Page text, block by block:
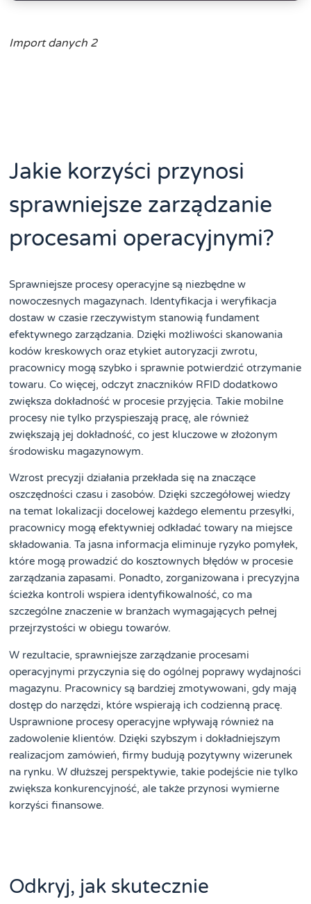
Import danych 2
Jakie korzyści przynosi
sprawniejsze zarządzanie
procesami operacyjnymi?
Sprawniejsze procesy operacyjne są niezbędne w
nowoczesnych magazynach. Identyfikacja i weryfikacja
dostaw w czasie rzeczywistym stanowią fundament
efektywnego zarządzania. Dzięki możliwości skanowania
kodów kreskowych oraz etykiet autoryzacji zwrotu,
pracownicy mogą szybko i sprawnie potwierdzić otrzymanie
towaru. Co więcej, odczyt znaczników RFID dodatkowo
zwiększa dokładność w procesie przyjęcia. Takie mobilne
procesy nie tylko przyspieszają pracę, ale również
zwiększają jej dokładność, co jest kluczowe w złożonym
środowisku magazynowym.
Wzrost precyzji działania przekłada się na znaczące
oszczędności czasu i zasobów. Dzięki szczegółowej wiedzy
na temat lokalizacji docelowej każdego elementu przesyłki,
pracownicy mogą efektywniej odkładać towary na miejsce
składowania. Ta jasna informacja eliminuje ryzyko pomyłek,
które mogą prowadzić do kosztownych błędów w procesie
zarządzania zapasami. Ponadto, zorganizowana i precyzyjna
ścieżka kontroli wspiera identyfikowalność, co ma
szczególne znaczenie w branżach wymagających pełnej
przejrzystości w obiegu towarów.
W rezultacie, sprawniejsze zarządzanie procesami
operacyjnymi przyczynia się do ogólnej poprawy wydajności
magazynu. Pracownicy są bardziej zmotywowani, gdy mają
dostęp do narzędzi, które wspierają ich codzienną pracę.
Usprawnione procesy operacyjne wpływają również na
zadowolenie klientów. Dzięki szybszym i dokładniejszym
realizacjom zamówień, firmy budują pozytywny wizerunek
na rynku. W dłuższej perspektywie, takie podejście nie tylko
zwiększa konkurencyjność, ale także przynosi wymierne
korzyści finansowe.
Odkryj, jak skutecznie